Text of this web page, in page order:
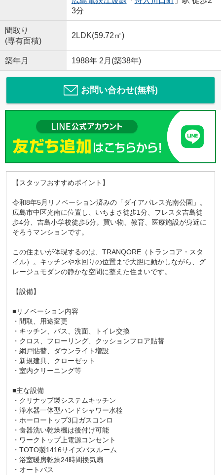
3分
間取り
(専有面積)
2LDK(59.72㎡)
築年月 1988年 2月(築38年)
お問い合わせ(無料)
【スタッフおすすめポイント】
令和8年5月リノベーション済みの「ダイアパレス光南公園」。
広島市中区光南に位置し、いちまさ徒歩1分、フレスタ吉島徒
歩4分、吉島小学校徒歩5分。買い物、教育、医療施設が身近に
そろうマンションです。
この住まいが体現するのは、TRANQORE（トランコア・スタ
イル）。キッチンや水回りの位置まで大胆に動かしながら、グ
レージュモダンの静かな空間に整えた住まいです。
【設備】
■リノベーション内容
・間取、用途変更
・キッチン、バス、洗面、トイレ交換
・クロス、フローリング、クッションフロア貼替
・網戸貼替、ダウンライト増設
・新規建具、クローゼット
・室内クリーニング等
■主な設備
・クリナップ製システムキッチン
・浄水器一体型ハンドシャワー水栓
・ホーロートップ3口ガスコンロ
・食器洗い乾燥機は後付け可能
・ワークトップ上電源コンセント
・TOTO製1416サイズバスルーム
・浴室暖房乾燥24時間換気扇
・オートバス